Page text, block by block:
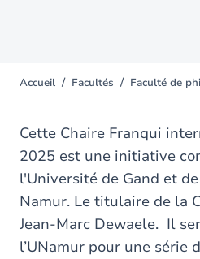
You
here
Accueil Facultés Faculté de
Cette Chaire Franqui
2025 est une initiative
l'Université de Gand et
Namur. Le titulaire de la
Jean-Marc Dewaele. Il
l’UNamur pour une série